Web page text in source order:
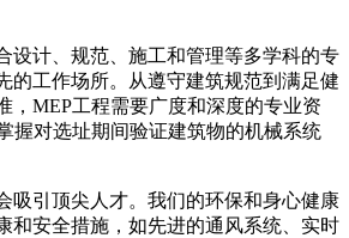
设计、规范、施工和管理等多学科的专
的工作场所。从遵守建筑规范到满足健
， MEP工程需要广度和深度的专业资
握对选址期间验证建筑物的机械系统
吸引顶尖人才。我们的环保和身心健康
和安全措施，如先进的通风系统、实时